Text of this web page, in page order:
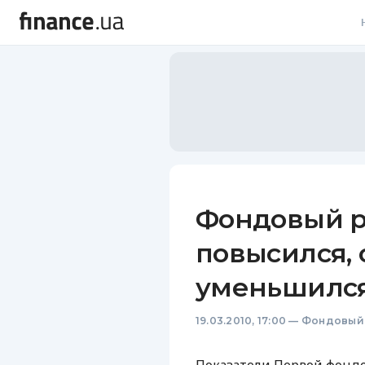
Фондовый
повысился,
19.03.2010, 17:00 — Фондовый